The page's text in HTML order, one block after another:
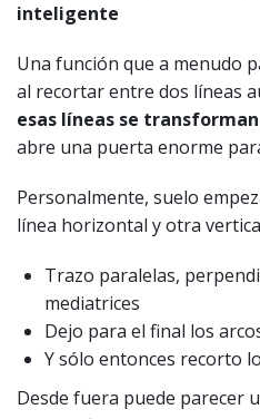
inteligente
Una función que a menudo
al recortar entre dos líneas
esas líneas se
abre una puerta enorme
Personalmente, suelo
línea horizontal y otra
Trazo paralelas,
mediatrices
Dejo para el final los
Y sólo entonces recorto
Desde fuera puede parecer